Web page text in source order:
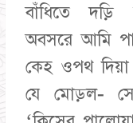
বাঁধিতে দড়ি
অবসরে আমি
কেহ ওপথ দিয়া
যে মোড়ল-